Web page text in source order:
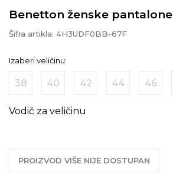
Benetton ženske pantalone
Šifra artikla: 4H3UDF0BB-67F
Izaberi veličinu:
38 40 42 44 46
Vodič za veličinu
PROIZVOD VIŠE NIJE DOSTUPAN